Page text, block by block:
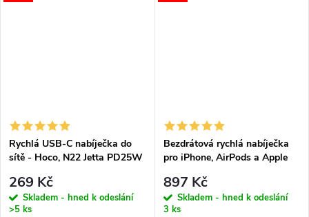
Rychlá USB-C nabíječka do
sítě - Hoco, N22 Jetta PD25W
269 Kč
Skladem - hned k odeslání
>5 ks
Bezdrátová rychlá nabíječka
pro iPhone, AirPods a Apple
MagSafe Wireless Charger
White
897 Kč
Skladem - hned k odeslání
3 ks